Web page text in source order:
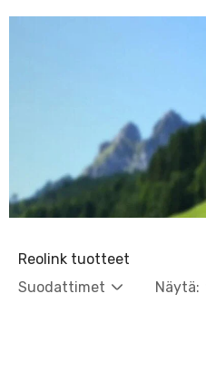
Reolink tuotteet
Suodattimet
Näytä: